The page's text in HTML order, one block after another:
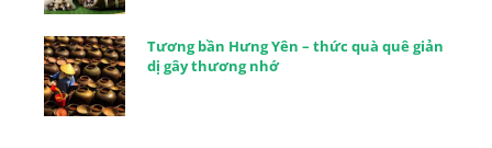
Tương bần Hưng Yên – thức quà quê giản
dị gây thương nhớ